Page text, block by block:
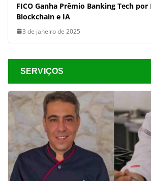
FICO Ganha Prêmio Banking Tech
Blockchain e IA
3 de janeiro de 2025
SERVIÇOS